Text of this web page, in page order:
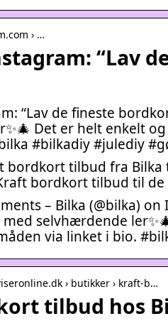
› …
“Lav
“Lav de fineste
Det er helt enkelt
#bilkadiy #julediy
bordkort tilbud fra Bilka
bordkort tilbud til de
– Bilka (@bilka)
selvhærdende
via linket i bio.
› butikker › kraft-b…
tilbud hos